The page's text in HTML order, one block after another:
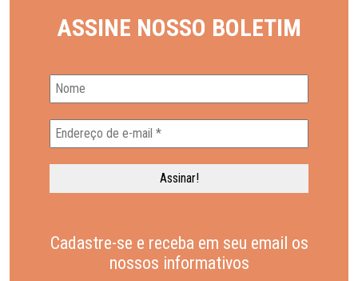
ASSINE NOSSO BOLETIM
Cadastre-se e receba em seu email os
nossos informativos